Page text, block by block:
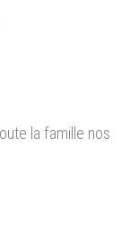
la famille nos